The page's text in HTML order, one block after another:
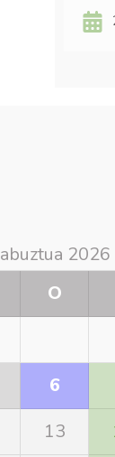
abuztua 2026
O
6
13